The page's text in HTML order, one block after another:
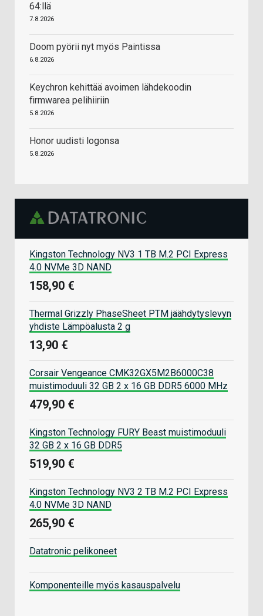
64:llä
7.8.2026
Doom pyörii nyt myös Paintissa
6.8.2026
Keychron kehittää avoimen lähdekoodin
firmwarea pelihiiriin
5.8.2026
Honor uudisti logonsa
5.8.2026
Kingston Technology NV3 1 TB M.2 PCI Express
4.0 NVMe 3D NAND
158,90 €
Thermal Grizzly PhaseSheet PTM jäähdytyslevyn
yhdiste Lämpöalusta 2 g
13,90 €
Corsair Vengeance CMK32GX5M2B6000C38
muistimoduuli 32 GB 2 x 16 GB DDR5 6000 MHz
479,90 €
Kingston Technology FURY Beast muistimoduuli
32 GB 2 x 16 GB DDR5
519,90 €
Kingston Technology NV3 2 TB M.2 PCI Express
4.0 NVMe 3D NAND
265,90 €
Datatronic pelikoneet
Komponenteille myös kasauspalvelu